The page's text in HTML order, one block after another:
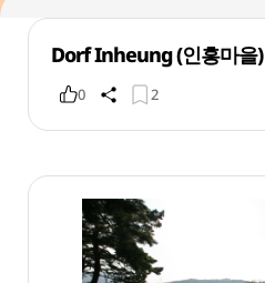
Dorf Inheung (인흥마을)
0 2